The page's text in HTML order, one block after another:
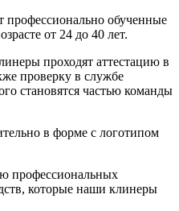
профессионально обученные
от 24 до 40 лет.
проходят аттестацию в
проверку в службе
становятся частью команды
в форме с логотипом
профессиональных
которые наши клинеры